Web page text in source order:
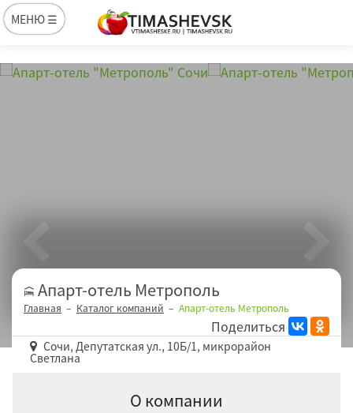
МЕНЮ ☰
Апарт-отель Метрополь
Главная Каталог компаний Апарт-отель Метрополь
Поделиться
Сочи, Депутатская ул., 10Б/1, микрорайон
Светлана
О компании